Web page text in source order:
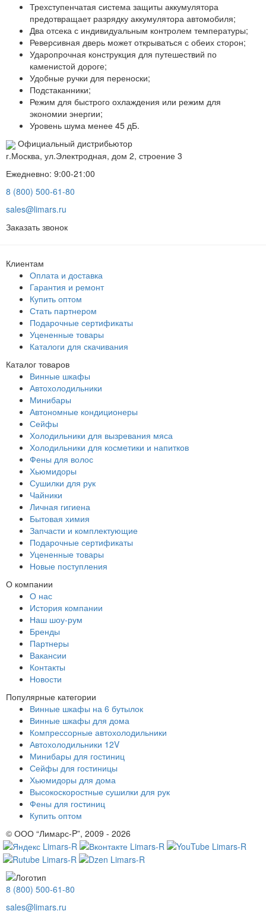
Трехступенчатая система защиты аккумулятора
предотвращает разрядку аккумулятора автомобиля;
Два отсека с индивидуальным контролем температуры;
Реверсивная дверь может открываться с обеих сторон;
Ударопрочная конструкция для путешествий по
каменистой дороге;
Удобные ручки для переноски;
Подстаканники;
Режим для быстрого охлаждения или режим для
экономии энергии;
Уровень шума менее 45 дБ.
Официальный дистрибьютор
г.Москва, ул.Электродная, дом 2, строение 3
Ежедневно: 9:00-21:00
8 (800) 500-61-80
sales@limars.ru
Заказать звонок
Клиентам
Оплата и доставка
Гарантия и ремонт
Купить оптом
Стать партнером
Подарочные сертификаты
Уцененные товары
Каталоги для скачивания
Каталог товаров
Винные шкафы
Автохолодильники
Минибары
Автономные кондиционеры
Сейфы
Холодильники для вызревания мяса
Холодильники для косметики и напитков
Фены для волос
Хьюмидоры
Сушилки для рук
Чайники
Личная гигиена
Бытовая химия
Запчасти и комплектующие
Подарочные сертификаты
Уцененные товары
Новые поступления
О компании
О нас
История компании
Наш шоу-рум
Бренды
Партнеры
Вакансии
Контакты
Новости
Популярные категории
Винные шкафы на 6 бутылок
Винные шкафы для дома
Компрессорные автохолодильники
Автохолодильники 12V
Минибары для гостиниц
Сейфы для гостиницы
Хьюмидоры для дома
Высокоскоростные сушилки для рук
Фены для гостиниц
Купить оптом
© ООО “Лимарс-P”, 2009 - 2026
8 (800) 500-61-80
sales@limars.ru